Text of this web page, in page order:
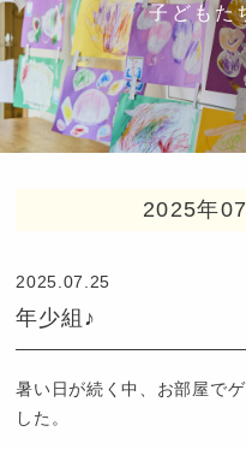
子どもた
2025年
2025.07.25
年少組♪
暑い日が続く中、お部屋で
した。